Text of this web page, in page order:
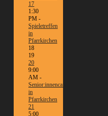
17
1:30
PM -
Spieletreffen
in
Pfarrkirchen
18
19
20
9:00
AM -
Senior:innencafé
in
Pfarrkirchen
21
5:00